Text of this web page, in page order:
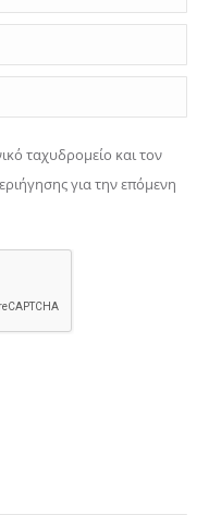
ταχυδρομείο και τον
για την επόμενη